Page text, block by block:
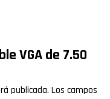
VGA de 7.50
publicada. Los campos